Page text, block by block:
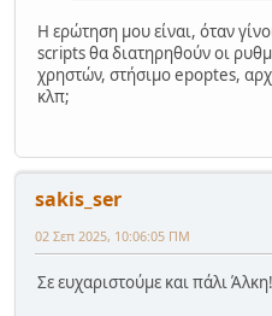
Η ερώτηση μου είναι, όταν
scripts θα διατηρηθούν οι
χρηστών, στήσιμο epoptes,
κλπ;
sakis_ser
02 Σεπ 2025, 10:06:05 ΠΜ
Σε ευχαριστούμε και πάλι Άλκη!